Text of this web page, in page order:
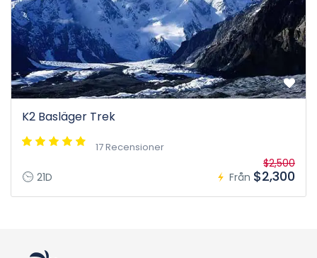
K2 Basläger Trek
17 Recensioner
21D Från
$2,500
$2,300